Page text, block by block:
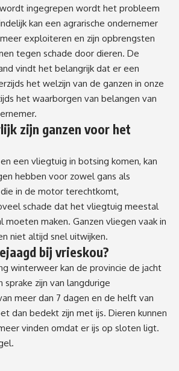
ingegrepen wordt het probleem
kan een agrarische ondernemer
exploiteren en zijn opbrengsten
tegen schade door dieren. De
vindt het belangrijk dat er een
het welzijn van de ganzen in onze
het waarborgen van belangen van
zijn ganzen voor het
een vliegtuig in botsing komen, kan
hebben voor zowel gans als
in de motor terechtkomt,
schade dat het vliegtuig meestal
moeten maken. Ganzen vliegen vaak in
niet altijd snel uitwijken.
bij vrieskou?
winterweer kan de provincie de jacht
sprake zijn van langdurige
meer dan 7 dagen en de helft van
dan bedekt zijn met ijs. Dieren kunnen
vinden omdat er ijs op sloten ligt.